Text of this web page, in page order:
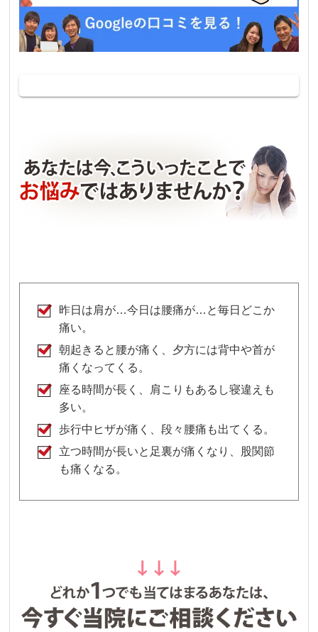
昨日は肩が…今日は腰痛が…と毎日どこか
痛い。
朝起きると腰が痛く、夕方には背中や首が
痛くなってくる。
座る時間が長く、肩こりもあるし寝違えも
多い。
歩行中ヒザが痛く、段々腰痛も出てくる。
立つ時間が長いと足裏が痛くなり、股関節
も痛くなる。